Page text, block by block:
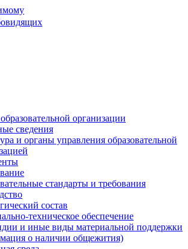
организации
сведения
и органы управления образовательной
стандарты и требования
состав
техническое обеспечение
и иные виды материальной поддержки
о наличии общежития)